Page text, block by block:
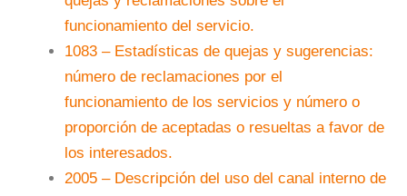
funcionamiento del servicio.
1083 – Estadísticas de quejas y sugerencias:
número de reclamaciones por el
funcionamiento de los servicios y número o
proporción de aceptadas o resueltas a favor de
los interesados.
2005 – Descripción del uso del canal interno de